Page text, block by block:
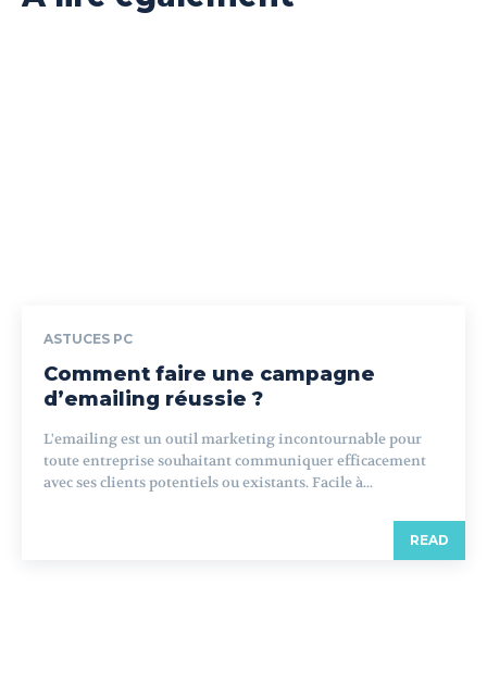
ASTUCES PC
Comment faire une campagne
d’emailing réussie ?
L'emailing est un outil marketing incontournable pour
toute entreprise souhaitant communiquer efficacement
avec ses clients potentiels ou existants. Facile à...
READ